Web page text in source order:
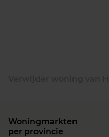
Woningmarkten
per provincie